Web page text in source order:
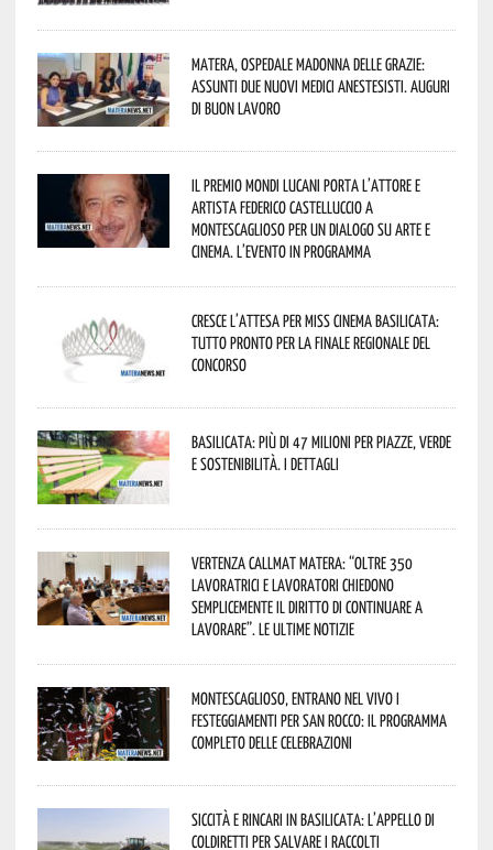
Matera, Ospedale Madonna delle Grazie:
assunti due nuovi medici anestesisti. Auguri
di buon lavoro
Il Premio Mondi Lucani porta l’attore e
artista Federico Castelluccio a
Montescaglioso per un dialogo su arte e
cinema. L’evento in programma
Cresce l’attesa per Miss Cinema Basilicata:
tutto pronto per la finale regionale del
concorso
Basilicata: più di 47 milioni per piazze, verde
e sostenibilità. I dettagli
Vertenza CallMat Matera: “Oltre 350
lavoratrici e lavoratori chiedono
semplicemente il diritto di continuare a
lavorare”. Le ultime notizie
Montescaglioso, entrano nel vivo i
festeggiamenti per San Rocco: il programma
completo delle celebrazioni
Siccità e rincari in Basilicata: l’appello di
Coldiretti per salvare i raccolti